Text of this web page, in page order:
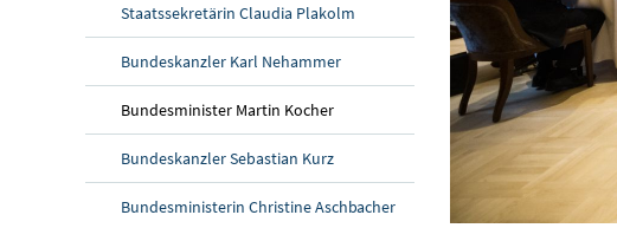
Staatssekretärin Claudia Plakolm
Bundeskanzler Karl Nehammer
Bundesminister Martin Kocher
Bundeskanzler Sebastian Kurz
Bundesministerin Christine Aschbacher